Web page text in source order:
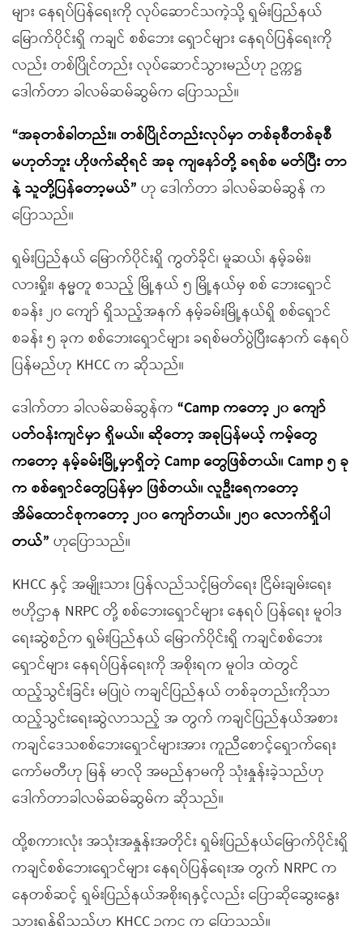
များ နေရပ်ပြန်ရေးကို လုပ်ဆောင်သကဲ့သို့ ရှမ်းပြည်နယ်
မြောက်ပိုင်းရှိ ကချင် စစ်ဘေး ရှောင်များ နေရပ်ပြန်ရေးကို
လည်း တစ်ပြိုင်တည်း လုပ်ဆောင်သွားမည်ဟု ဥက္ကဋ္ဌ
ဒေါက်တာ ခါလမ်ဆမ်ဆွမ်က ပြောသည်။
“အခုတစ်ခါတည်း။ တစ်ပြိုင်တည်းလုပ်မှာ တစ်ခုစီတစ်ခုစီ
မဟုတ်ဘူး ဟိုဖက်ဆိုရင် အခု ကျနော်တို့ ခရစ်စ မတ်ပြီး တာ
နဲ့ သူတို့ပြန်တော့မယ်” ဟု ဒေါက်တာ ခါလမ်ဆမ်ဆွန် က
ပြောသည်။
ရှမ်းပြည်နယ် မြောက်ပိုင်းရှိ ကွတ်ခိုင်၊ မူဆယ်၊ နမ့်ခမ်း၊
လားရှိုး၊ နမ္မတူ စသည့် မြို့နယ် ၅ မြို့နယ်မှ စစ် ဘေးရှောင်
စခန်း ၂၀ ကျော် ရှိသည့်အနက် နမ့်ခမ်းမြို့နယ်ရှိ စစ်ရှောင်
စခန်း ၅ ခုက စစ်ဘေးရှောင်များ ခရစ်မတ်ပွဲပြီးနောက် နေရပ်
ပြန်မည်ဟု KHCC က ဆိုသည်။
ဒေါက်တာ ခါလမ်ဆမ်ဆွန်က “Camp ကတော့ ၂၀ ကျော်
ပတ်ဝန်းကျင်မှာ ရှိမယ်။ ဆိုတော့ အခုပြန်မယ့် ကမ့်တွေ
ကတော့ နမ့်ခမ်းမြို့မှာရှိတဲ့ Camp တွေဖြစ်တယ်။ Camp ၅ ခု
က စစ်ရှောင်တွေပြန်မှာ ဖြစ်တယ်။ လူဦးရေကတော့
အိမ်ထောင်စုကတော့ ၂၀၀ ကျော်တယ်။ ၂၅၀ လောက်ရှိပါ
တယ်” ဟုပြောသည်။
KHCC နှင့် အမျိုးသား ပြန်လည်သင့်မြတ်ရေး ငြိမ်းချမ်းရေး
ဗဟိုဌာန NRPC တို့ စစ်ဘေးရှောင်များ နေရပ် ပြန်ရေး မူဝါဒ
ရေးဆွဲစဉ်က ရှမ်းပြည်နယ် မြောက်ပိုင်းရှိ ကချင်စစ်ဘေး
ရှောင်များ နေရပ်ပြန်ရေးကို အစိုးရက မူဝါဒ ထဲတွင်
ထည့်သွင်းခြင်း မပြုပဲ ကချင်ပြည်နယ် တစ်ခုတည်းကိုသာ
ထည့်သွင်းရေးဆွဲလာသည့် အ တွက် ကချင်ပြည်နယ်အစား
ကချင်ဒေသစစ်ဘေးရှောင်များအား ကူညီစောင့်ရှောက်ရေး
ကော်မတီဟု မြန် မာလို အမည်နာမကို သုံးနှုန်းခဲ့သည်ဟု
ဒေါက်တာခါလမ်ဆမ်ဆွမ်က ဆိုသည်။
ထို့စကားလုံး အသုံးအနှုန်းအတိုင်း ရှမ်းပြည်နယ်မြောက်ပိုင်းရှိ
ကချင်စစ်ဘေးရှောင်များ နေရပ်ပြန်ရေးအ တွက် NRPC က
နေတစ်ဆင့် ရှမ်းပြည်နယ်အစိုးရနှင့်လည်း ပြောဆိုဆွေးနွေး